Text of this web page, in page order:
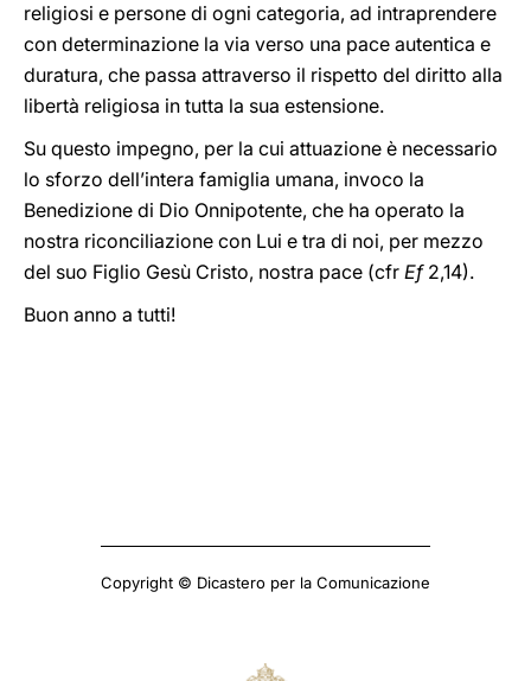
religiosi e persone di ogni categoria, ad intraprendere
con determinazione la via verso una pace autentica e
duratura, che passa attraverso il rispetto del diritto alla
libertà religiosa in tutta la sua estensione.
Su questo impegno, per la cui attuazione è necessario
lo sforzo dell’intera famiglia umana, invoco la
Benedizione di Dio Onnipotente, che ha operato la
nostra riconciliazione con Lui e tra di noi, per mezzo
del suo Figlio Gesù Cristo, nostra pace (cfr Ef2,14).
Buon anno a tutti!
Copyright © Dicastero per la Comunicazione